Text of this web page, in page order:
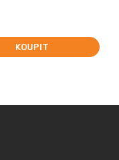
KOUPIT